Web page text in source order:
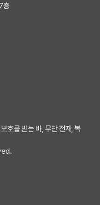
층
호를 받는 바, 무단 전재, 복